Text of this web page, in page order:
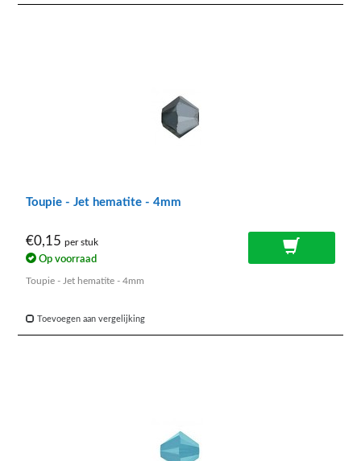
Toupie - Jet hematite - 4mm
€0,15 per stuk
Op voorraad
Toupie - Jet hematite - 4mm
Toevoegen aan vergelijking